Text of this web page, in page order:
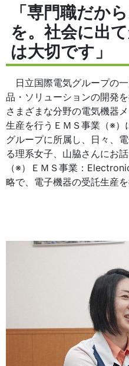
「専門職だか
を。社会に出
は大切です」
日立国際電気グループの
品・ソリューションの開発
さまざまな分野の電気機器
生産を行うＥＭＳ事業（※
グループに所属し、日々、
る理系女子、山脇さんにお話
（※）ＥＭＳ事業：
略で、電子機器の受託生産を